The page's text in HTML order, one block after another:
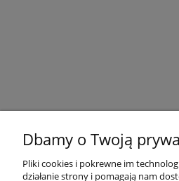
Dbamy o Twoją
Pliki cookies i pokrewne im
działanie strony i pomagają nam